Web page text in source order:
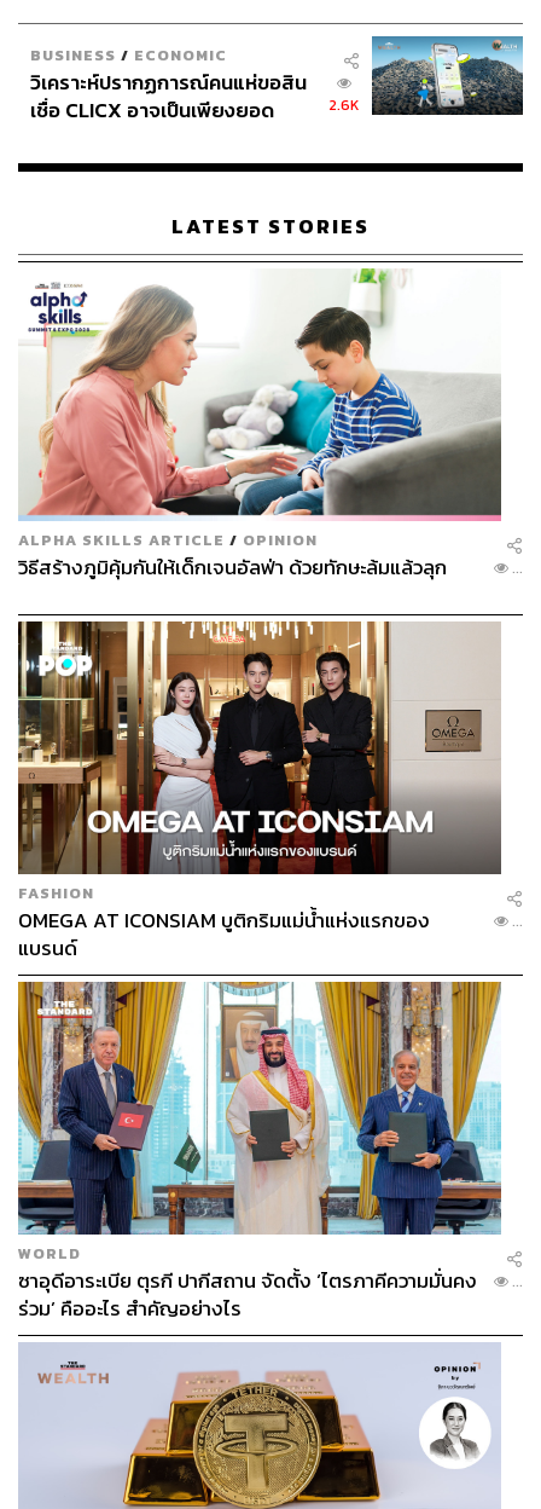
BUSINESS / ECONOMIC
วิเคราะห์ปรากฏการณ์คนแห่ขอสิน
เชื่อ CLICX อาจเป็นเพียงยอด
เรือนไทยที่ถูกซุกไว้
2.6K
LATEST STORIES
ALPHA SKILLS ARTICLE / OPINION
วิธีสร้างภูมิคุ้มกันให้เด็กเจนอัลฟ่า ด้วยทักษะล้มแล้วลุก ...
FASHION
OMEGA AT ICONSIAM บูติกริมแม่น้ำแห่งแรกของ
แบรนด์
...
WORLD
ซาอุดีอาระเบีย ตุรกี ปากีสถาน จัดตั้ง ‘ไตรภาคีความมั่นคง
ร่วม’ คืออะไร สำคัญอย่างไร
...